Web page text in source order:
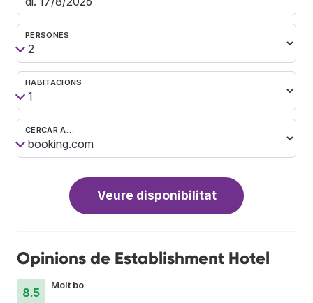
PERSONES
HABITACIONS
CERCAR A…
Veure disponibilitat
Opinions de Establishment Hotel
8.5
Molt bo